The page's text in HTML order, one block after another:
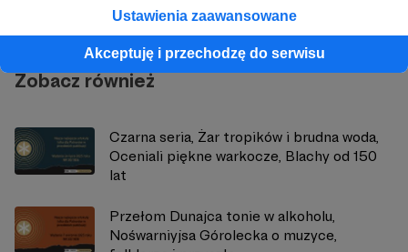
Ustawienia zaawansowane
Akceptuję i przechodzę do serwisu
Zobacz również
Czarna seria, Żar tropików i brudna woda,
Oceniali piękne warkocze, Blachy od 150
lat
Przełom Dunajca tonie w alkoholu,
Nośwarniyjsa Górolecka o muzyce,